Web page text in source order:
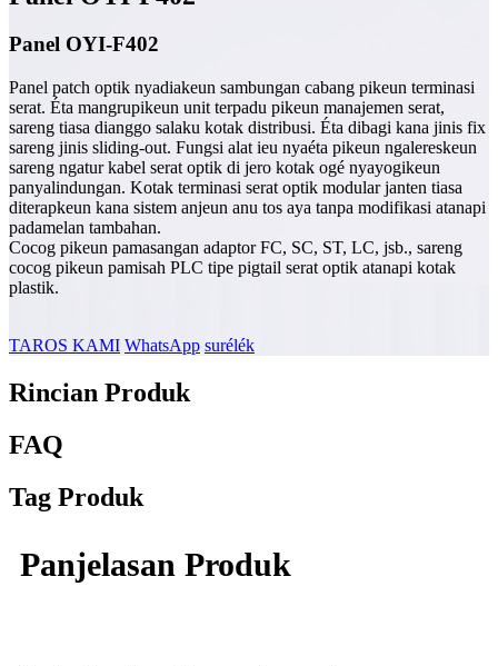
Panel OYI-F402
Panel patch optik nyadiakeun sambungan cabang pikeun terminasi
serat. Éta mangrupikeun unit terpadu pikeun manajemen serat,
sareng tiasa dianggo salaku kotak distribusi. Éta dibagi kana jinis fix
sareng jinis sliding-out. Fungsi alat ieu nyaéta pikeun ngalereskeun
sareng ngatur kabel serat optik di jero kotak ogé nyayogikeun
panyalindungan. Kotak terminasi serat optik modular janten tiasa
diterapkeun kana sistem anjeun anu tos aya tanpa modifikasi atanapi
padamelan tambahan.
Cocog pikeun pamasangan adaptor FC, SC, ST, LC, jsb., sareng
cocog pikeun pamisah PLC tipe pigtail serat optik atanapi kotak
plastik.
TAROS KAMI WhatsApp surélék
Rincian Produk
FAQ
Tag Produk
Panjelasan Produk